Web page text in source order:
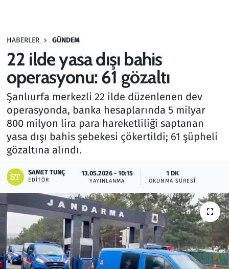
HABERLER GÜNDEM
22 ilde yasa dışı bahis
operasyonu: 61 gözaltı
Şanlıurfa merkezli 22 ilde düzenlenen dev
operasyonda, banka hesaplarında 5 milyar
800 milyon lira para hareketliliği saptanan
yasa dışı bahis şebekesi çökertildi; 61 şüpheli
gözaltına alındı.
SAMET TUNÇ
EDITÖR
13.05.2026 - 10:15
YAYINLANMA
1 DK
OKUNMA SÜRESI
Haber
Kültür Sanat
Kurumsal Haberler
Lezzet Durağı
Memur ve Kamu
Otomobil
Oyun
Ramazan
Resmi İlanlar